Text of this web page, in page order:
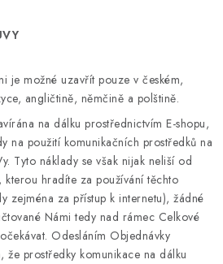
je možné uzavřít pouze v českém,
angličtině, němčině a polštině.
na dálku prostřednictvím E-shopu,
na použití komunikačních prostředků na
Tyto náklady se však nijak neliší od
kterou hradíte za používání těchto
zejména za přístup k internetu), žádné
Námi tedy nad rámec Celkové
Odesláním Objednávky
že prostředky komunikace na dálku